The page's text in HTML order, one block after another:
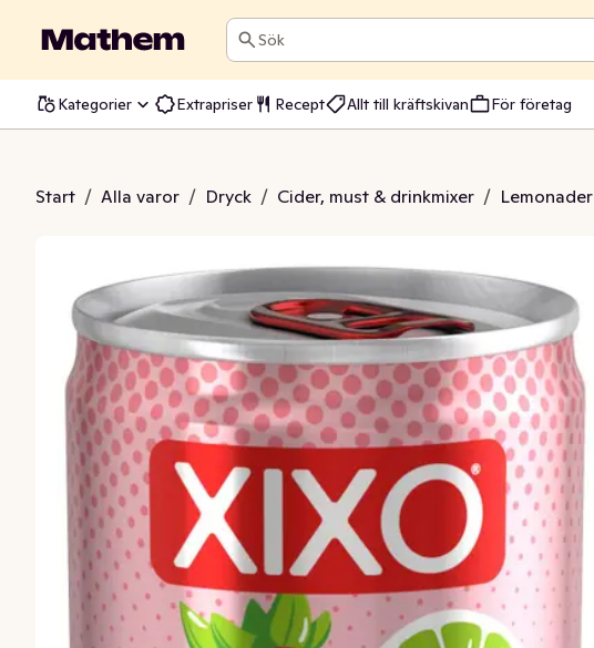
Sök
Kategorier Extrapriser Recept Allt till kräftskivan För företag
Start / Alla varor / Dryck / Cider, must & drinkmixer / Lemonader
Lemonade